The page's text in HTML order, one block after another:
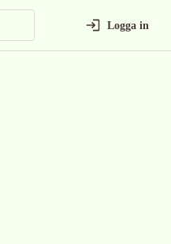
Logga in